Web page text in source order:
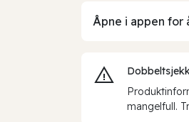
Åpne i appen for
mangelfull.